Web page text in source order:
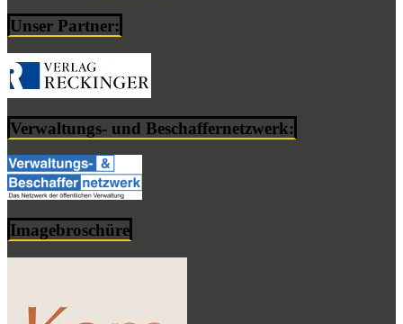
Unser Partner:
Verwaltungs- und Beschaffernetzwerk:
Imagebroschüre